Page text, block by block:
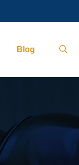
Blog